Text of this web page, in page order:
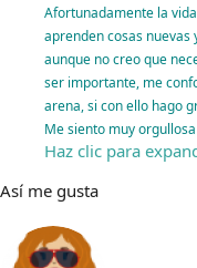
Afortunadamente la
aprenden cosas
aunque no creo que
ser importante, me
arena, si con ello hago
Me siento muy
Haz clic para
Así me gusta